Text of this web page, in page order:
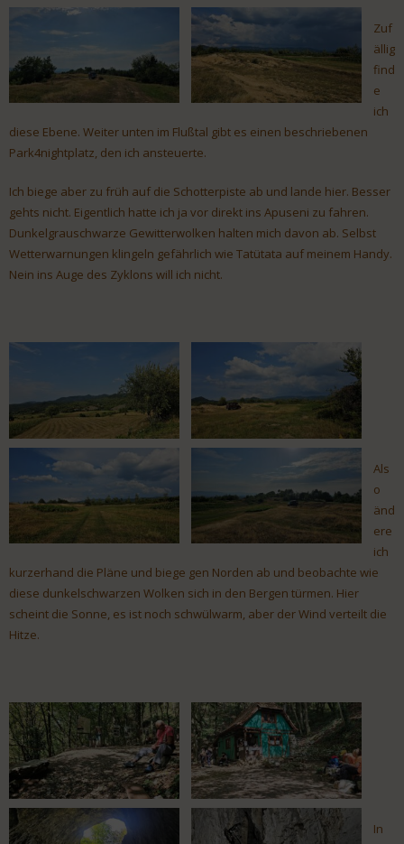
Zuf
ällig
find
e
ich
diese Ebene. Weiter unten im Flußtal gibt es einen beschriebenen
Park4nightplatz, den ich ansteuerte.
Ich biege aber zu früh auf die Schotterpiste ab und lande hier. Besser
gehts nicht. Eigentlich hatte ich ja vor direkt ins Apuseni zu fahren.
Dunkelgrauschwarze Gewitterwolken halten mich davon ab. Selbst
Wetterwarnungen klingeln gefährlich wie Tatütata auf meinem Handy.
Nein ins Auge des Zyklons will ich nicht.
Als
o
änd
ere
ich
kurzerhand die Pläne und biege gen Norden ab und beobachte wie
diese dunkelschwarzen Wolken sich in den Bergen türmen. Hier
scheint die Sonne, es ist noch schwülwarm, aber der Wind verteilt die
Hitze.
In